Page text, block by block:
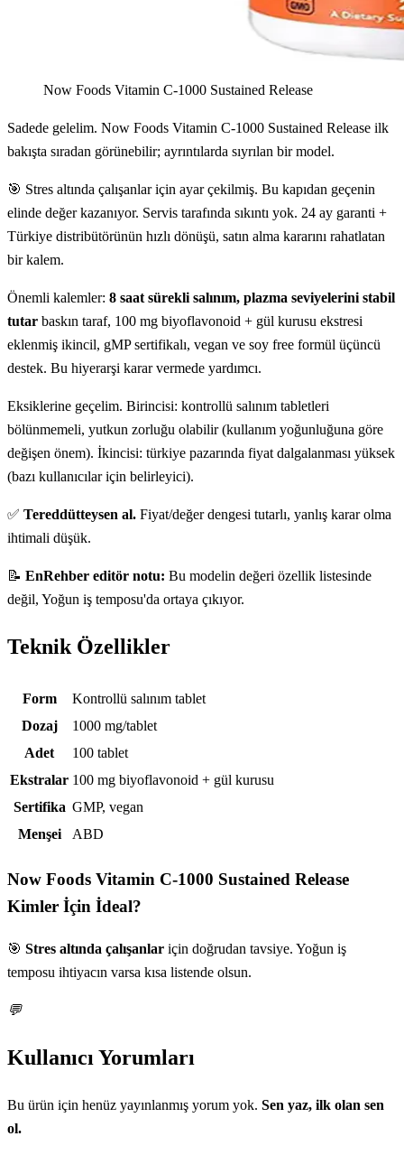
Now Foods Vitamin C-1000 Sustained Release
Sadede gelelim. Now Foods Vitamin C-1000 Sustained Release ilk
bakışta sıradan görünebilir; ayrıntılarda sıyrılan bir model.
🎯 Stres altında çalışanlar için ayar çekilmiş. Bu kapıdan geçenin
elinde değer kazanıyor. Servis tarafında sıkıntı yok. 24 ay garanti +
Türkiye distribütörünün hızlı dönüşü, satın alma kararını rahatlatan
bir kalem.
Önemli kalemler: 8 saat sürekli salınım, plazma seviyelerini stabil
tutar baskın taraf, 100 mg biyoflavonoid + gül kurusu ekstresi
eklenmiş ikincil, gMP sertifikalı, vegan ve soy free formül üçüncü
destek. Bu hiyerarşi karar vermede yardımcı.
Eksiklerine geçelim. Birincisi: kontrollü salınım tabletleri
bölünmemeli, yutkun zorluğu olabilir (kullanım yoğunluğuna göre
değişen önem). İkincisi: türkiye pazarında fiyat dalgalanması yüksek
(bazı kullanıcılar için belirleyici).
✅ Tereddütteysen al. Fiyat/değer dengesi tutarlı, yanlış karar olma
ihtimali düşük.
📝 EnRehber editör notu: Bu modelin değeri özellik listesinde
değil, Yoğun iş temposu'da ortaya çıkıyor.
Teknik Özellikler
Teknik özellikler
Form
Kontrollü salınım tablet
Dozaj
1000 mg/tablet
Adet
100 tablet
Ekstralar 100 mg biyoflavonoid + gül kurusu
Sertifika GMP, vegan
Menşei
ABD
Now Foods Vitamin C-1000 Sustained Release
Kimler İçin İdeal?
🎯 Stres altında çalışanlar için doğrudan tavsiye. Yoğun iş
temposu ihtiyacın varsa kısa listende olsun.
💬
Kullanıcı Yorumları
Bu ürün için henüz yayınlanmış yorum yok. Sen yaz, ilk olan sen
ol.